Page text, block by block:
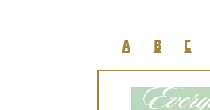
A
B C